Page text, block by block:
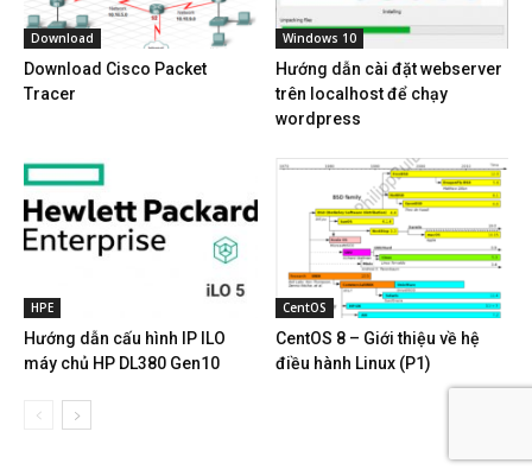
Download
Download Cisco Packet
Tracer
Windows 10
Hướng dẫn cài đặt webserver
trên localhost để chạy
wordpress
HPE
Hướng dẫn cấu hình IP ILO
máy chủ HP DL380 Gen10
CentOS
CentOS 8 – Giới thiệu về hệ
điều hành Linux (P1)